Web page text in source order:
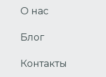
О нас
Блог
Контакты